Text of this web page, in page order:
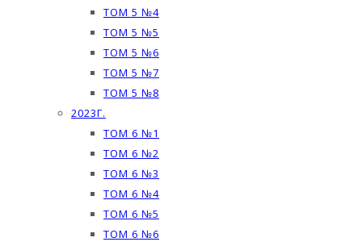
ТОМ 5 №4
ТОМ 5 №5
ТОМ 5 №6
ТОМ 5 №7
ТОМ 5 №8
2023Г.
ТОМ 6 №1
ТОМ 6 №2
ТОМ 6 №3
ТОМ 6 №4
ТОМ 6 №5
ТОМ 6 №6